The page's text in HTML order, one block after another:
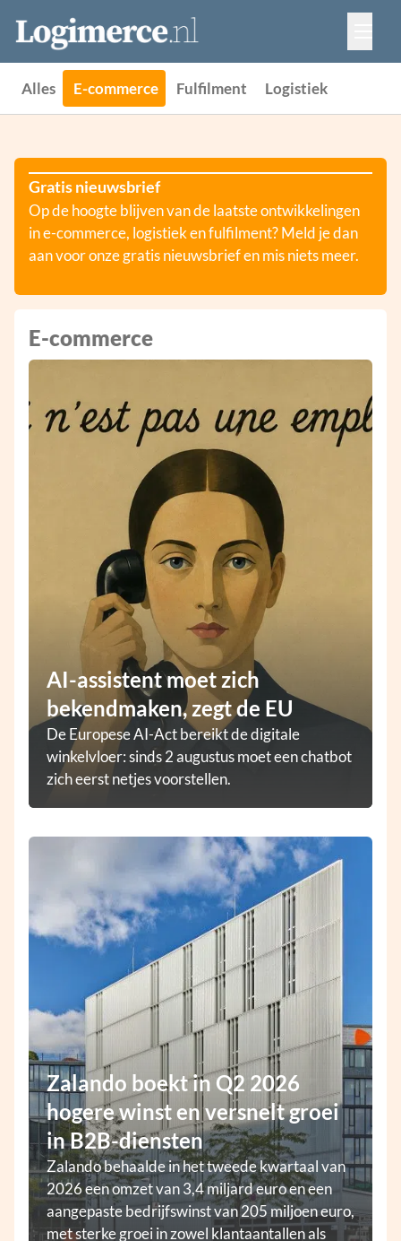
Vacatures
Events
Adverteren
Partners
Alles E-commerce Fulfilment Logistiek
Gratis nieuwsbrief
Op de hoogte blijven van de laatste ontwikkelingen
in e-commerce, logistiek en fulfilment? Meld je dan
aan voor onze gratis nieuwsbrief en mis niets meer.
E-commerce
AI-assistent moet zich
bekendmaken, zegt de EU
De Europese AI-Act bereikt de digitale
winkelvloer: sinds 2 augustus moet een chatbot
zich eerst netjes voorstellen.
Zalando boekt in Q2 2026
hogere winst en versnelt groei
in B2B-diensten
Zalando behaalde in het tweede kwartaal van
2026 een omzet van 3,4 miljard euro en een
aangepaste bedrijfswinst van 205 miljoen euro,
met sterke groei in zowel klantaantallen als